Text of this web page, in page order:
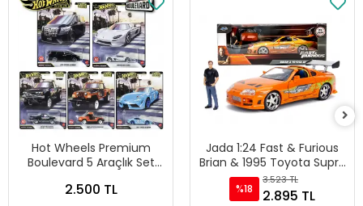
Hot Wheels Premium
Boulevard 5 Araçlık Set
2.500 TL
Jada 1:24 Fast & Furious
Brian & 1995 Toyota Supra
Diecast Model Araba -
30738
%18
3.523 TL
2.895 TL